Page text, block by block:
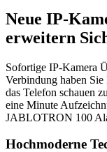
Neue IP-
erweitern
Sofortige IP-Kamera
Verbindung haben
das Telefon schauen
eine Minute
JABLOTRON 100
Hochmoderne